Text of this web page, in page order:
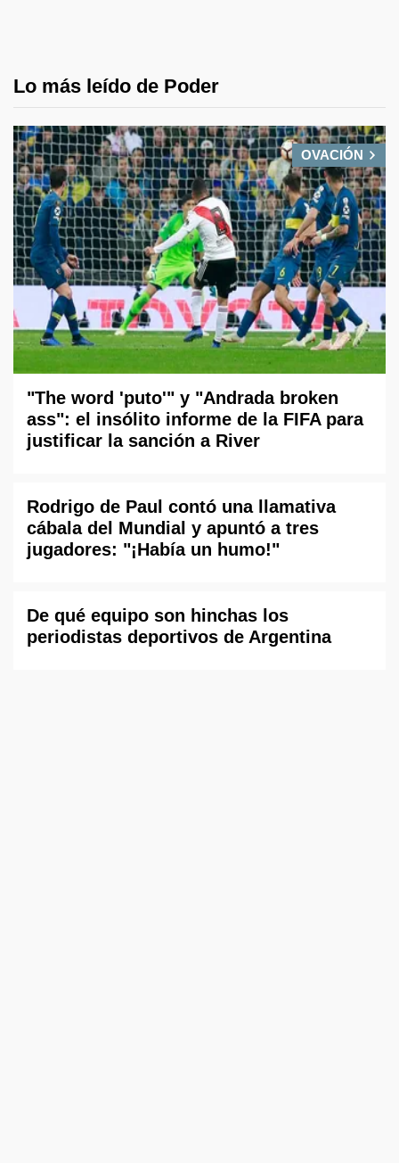
Lo más leído de Poder
OVACIÓN
"The word 'puto'" y "Andrada broken
ass": el insólito informe de la FIFA para
justificar la sanción a River
Rodrigo de Paul contó una llamativa
cábala del Mundial y apuntó a tres
jugadores: "¡Había un humo!"
De qué equipo son hinchas los
periodistas deportivos de Argentina